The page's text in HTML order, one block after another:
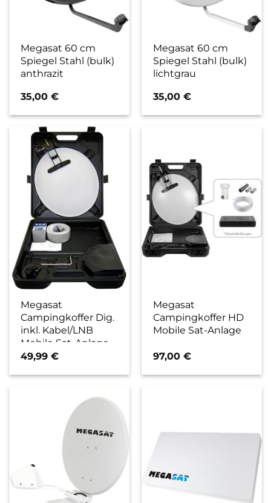
Megasat 60 cm
Spiegel Stahl (bulk)
anthrazit
35,00€
Megasat 60 cm
Spiegel Stahl (bulk)
lichtgrau
35,00€
Megasat
Campingkoffer Dig.
inkl. Kabel/LNB
Mobile Sat-Anlage
49,99€
Megasat
Campingkoffer HD
Mobile Sat-Anlage
97,00€